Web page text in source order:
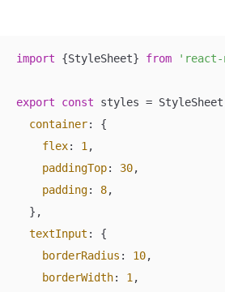
import {StyleSheet} from
export const styles =
container: {
flex: 1 ,
paddingTop: 30,
padding: 8,
  },
textInput : {
borderRadius : 10,
borderWidth: 1 ,